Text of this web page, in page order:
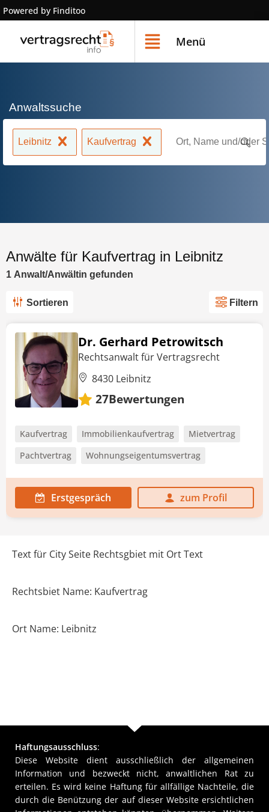
Powered by Finditoo
Menü
Anwaltssuche
Leibnitz Kaufvertrag
Anwälte für Kaufvertrag in Leibnitz
1 Anwalt/Anwältin gefunden
Sortieren Filtern
Dr. Gerhard Petrowitsch
Rechtsanwalt für Vertragsrecht
8430 Leibnitz
27Bewertungen
Kaufvertrag Immobilienkaufvertrag
Mietvertrag
Pachtvertrag
Wohnungseigentumsvertrag
Erstgespräch zum Profil
Text für City Seite Rechtsgbiet mit Ort Text
Rechtsbiet Name: Kaufvertrag
Ort Name: Leibnitz
Haftungsausschluss:
Diese Website dient ausschließlich der allgemeinen
Information und bezweckt nicht, anwaltlichen Rat zu
erteilen. Es wird keine Haftung für allfällige Nachteile, die
durch die Benützung der auf dieser Website ersichtlichen